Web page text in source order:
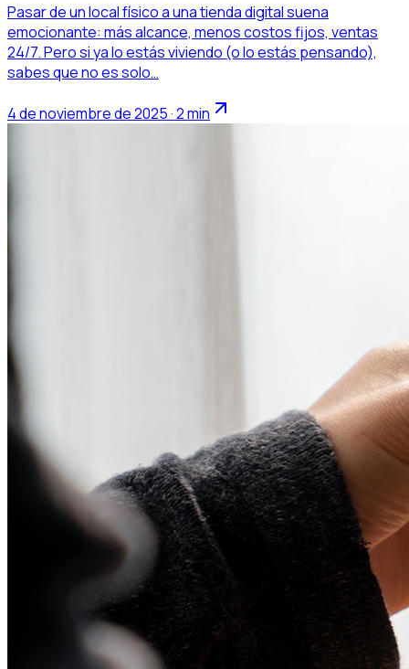
Pasar de un local físico a una tienda digital suena
emocionante: más alcance, menos costos fijos, ventas
24/7. Pero si ya lo estás viviendo (o lo estás pensando),
sabes que no es solo…
4 de noviembre de 2025 · 2 min